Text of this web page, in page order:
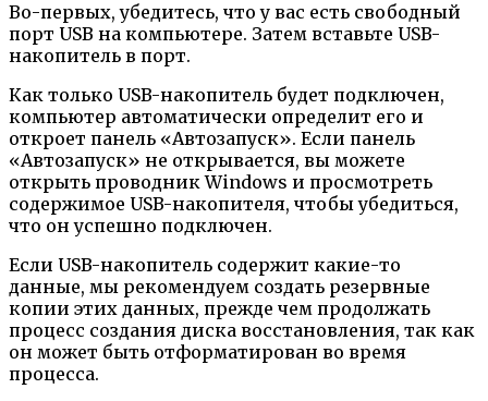
Во-первых, убедитесь, что у вас есть свободный
порт USB на компьютере. Затем вставьте USB-
накопитель в порт.
Как только USB-накопитель будет подключен,
компьютер автоматически определит его и
откроет панель «Автозапуск». Если панель
«Автозапуск» не открывается, вы можете
открыть проводник Windows и просмотреть
содержимое USB-накопителя, чтобы убедиться,
что он успешно подключен.
Если USB-накопитель содержит какие-то
данные, мы рекомендуем создать резервные
копии этих данных, прежде чем продолжать
процесс создания диска восстановления, так как
он может быть отформатирован во время
процесса.